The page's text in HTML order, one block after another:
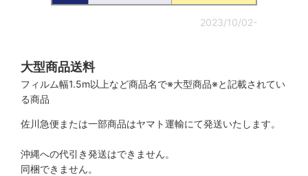
2023/10/02-
大型商品送料
フィルム幅1.5m以上など商品名で※大型商品※と記載されてい
る商品
佐川急便または一部商品はヤマト運輸にて発送いたします。
沖縄への代引き発送はできません。
同梱できません。